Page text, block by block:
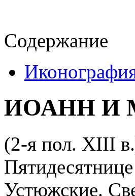
Содержание
ИОАНН И
(2-я пол. XIII
Устюжские.